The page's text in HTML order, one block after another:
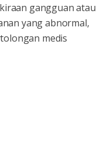
gangguan atau
yang abnormal,
medis